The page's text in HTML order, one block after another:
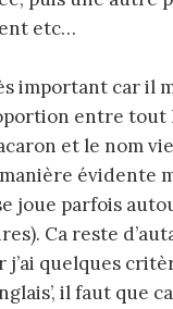
etc…
important car il
entre tout
et le nom
évidente
joue parfois
Ca reste
quelques
il faut que